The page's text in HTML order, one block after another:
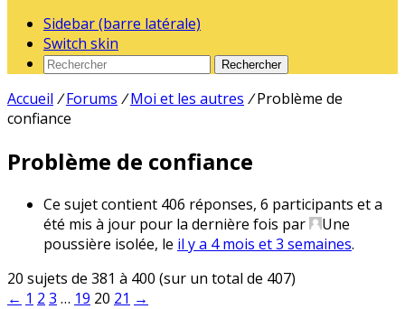
Sidebar (barre latérale)
Switch skin
Rechercher
Accueil / Forums / Moi et les autres / Problème de
confiance
Problème de confiance
Ce sujet contient 406 réponses, 6 participants et a
été mis à jour pour la dernière fois par
Une
poussière isolée, le il y a 4 mois et 3 semaines.
20 sujets de 381 à 400 (sur un total de 407)
← 1 2 3 … 19 20 21 →